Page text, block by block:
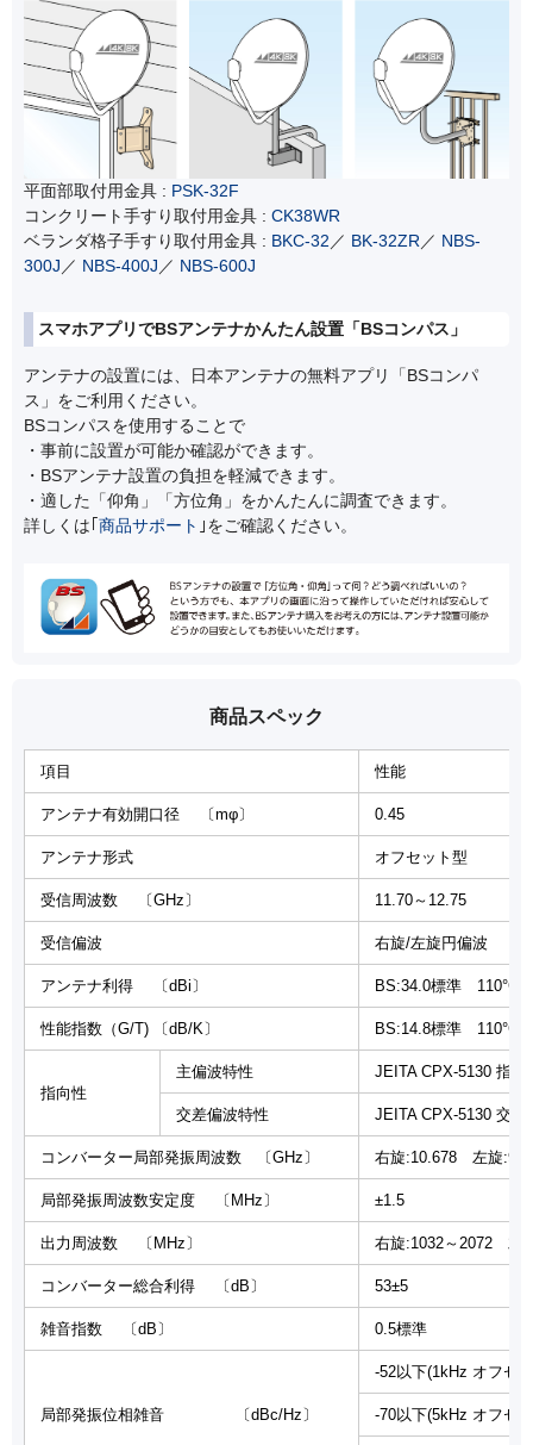
平面部取付用金具 : PSK-32F
コンクリート手すり取付用金具 : CK38WR
ベランダ格子手すり取付用金具 : BKC-32 ／ BK-32ZR ／ NBS-
300J ／ NBS-400J ／ NBS-600J
スマホアプリでBSアンテナかんたん設置「BSコンパス」
アンテナの設置には、日本アンテナの無料アプリ「BSコンパ
ス」をご利用ください。
BSコンパスを使用することで
・事前に設置が可能か確認ができます。
・BSアンテナ設置の負担を軽減できます。
・適した「仰角」「方位角」をかんたんに調査できます。
詳しくは｢ 商品サポート ｣をご確認ください。
商品スペック
項目 性能
アンテナ有効開口径 〔mφ〕 0.45
アンテナ形式 オフセット型
受信周波数 〔GHz〕 11.70～12.75
受信偏波 右旋/左旋円偏波
アンテナ利得 〔dBi〕 BS:34.0標準
性能指数（G/T) 〔dB/K〕 BS:14.8標準
指向性
主偏波特性 JEITA CPX-5130 指向
交差偏波特性 JEITA CPX-5130 交
コンバーター局部発振周波数 〔GHz〕 右旋:10.678 左旋
局部発振周波数安定度 〔MHz〕 ±1.5
出力周波数 〔MHz〕 右旋:1032～2072 左
コンバーター総合利得 〔dB〕 53±5
雑音指数 〔dB〕 0.5標準
局部発振位相雑音 〔dBc/Hz〕
-52以下(1kHz オフセ
-70以下(5kHz オフセ